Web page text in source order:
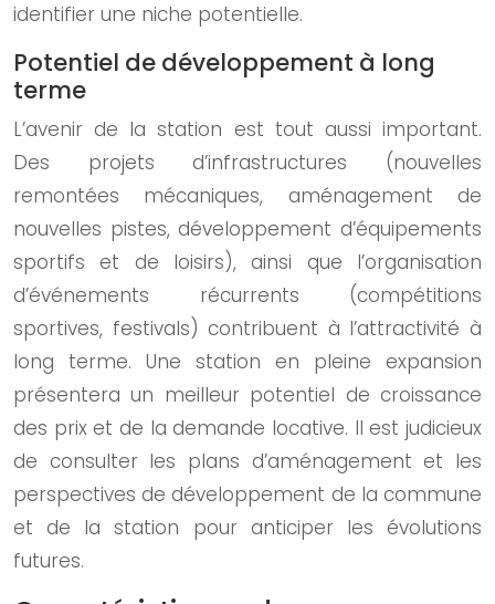
identifier une niche potentielle.
Potentiel de développement à long
terme
L’avenir de la station est tout aussi important.
Des projets d’infrastructures (nouvelles
remontées mécaniques, aménagement de
nouvelles pistes, développement d’équipements
sportifs et de loisirs), ainsi que l’organisation
d’événements récurrents (compétitions
sportives, festivals) contribuent à l’attractivité à
long terme. Une station en pleine expansion
présentera un meilleur potentiel de croissance
des prix et de la demande locative. Il est judicieux
de consulter les plans d’aménagement et les
perspectives de développement de la commune
et de la station pour anticiper les évolutions
futures.